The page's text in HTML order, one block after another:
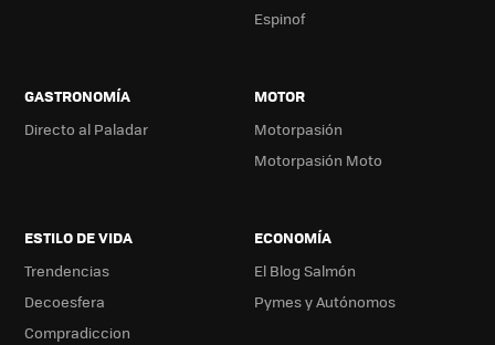
Espinof
GASTRONOMÍA
Directo al Paladar
MOTOR
Motorpasión
Motorpasión Moto
ESTILO DE VIDA
Trendencias
Decoesfera
Compradiccion
ECONOMÍA
El Blog Salmón
Pymes y Autónomos